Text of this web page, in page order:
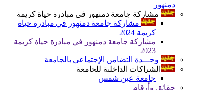
دمنهور
مشاركة جامعة دمنهور في مبادرة حياة كريمة
مشاركة جامعة دمنهور في مبادرة حياة
كريمة 2024
مشاركة جامعة دمنهور في مبادرة حياة كريمة
2023
وحـــدة التضامن الإجتماعى بالجامعة
الشراكات الداخلية للجامعة
جامعة عين شمس
حقائق وأرقام